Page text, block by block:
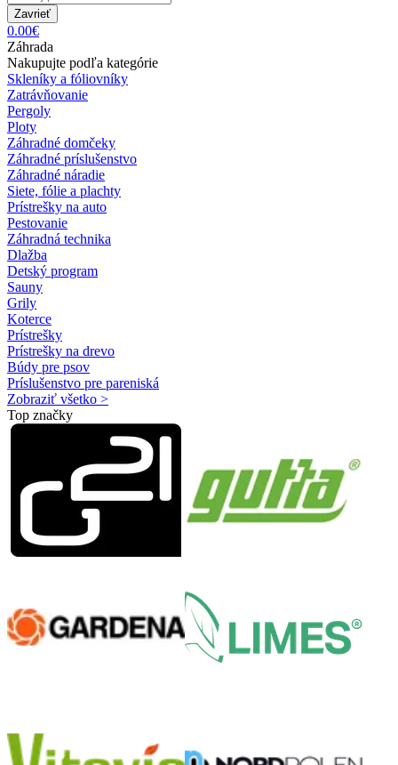
Zavrieť
0.00€
Záhrada
Nakupujte podľa kategórie
Skleníky a fóliovníky
Zatrávňovanie
Pergoly
Ploty
Záhradné domčeky
Záhradné príslušenstvo
Záhradné náradie
Siete, fólie a plachty
Prístrešky na auto
Pestovanie
Záhradná technika
Dlažba
Detský program
Sauny
Grily
Koterce
Prístrešky
Prístrešky na drevo
Búdy pre psov
Príslušenstvo pre pareniská
Zobraziť všetko >
Top značky